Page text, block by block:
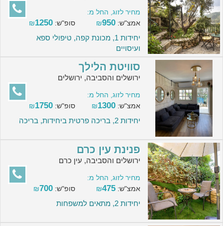
מחיר לזוג, החל מ:
אמצ"ש:
₪950 סופ"ש: ₪1250
יחידות 1, מכונת קפה, טיפולי ספא
ועיסויים
סוויטת הלילך
ירושלים והסביבה, ירושלים
מחיר לזוג, החל מ:
אמצ"ש:
₪1300 סופ"ש: ₪1750
יחידות 2, בריכה פרטית ביחידות, בריכה
פנינת עין כרם
ירושלים והסביבה, עין כרם
מחיר לזוג, החל מ:
אמצ"ש:
₪475 סופ"ש: ₪700
יחידות 2, מתאים למשפחות